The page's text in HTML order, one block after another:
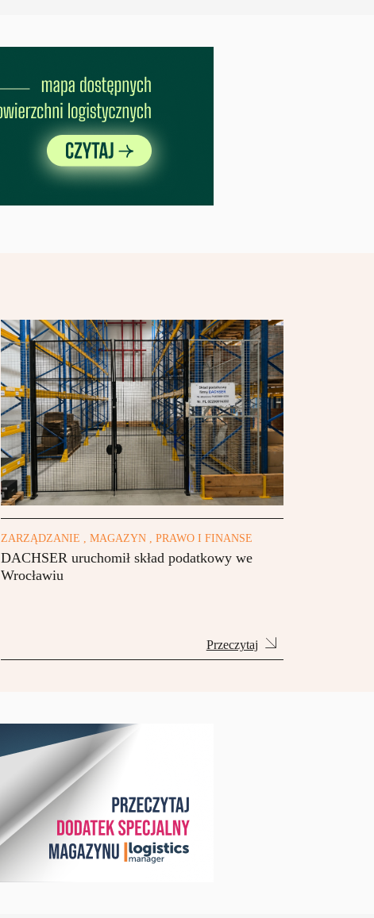
ZARZĄDZANIE , MAGAZYN , PRAWO I FINANSE
DACHSER uruchomił skład podatkowy we
Wrocławiu
Przeczytaj